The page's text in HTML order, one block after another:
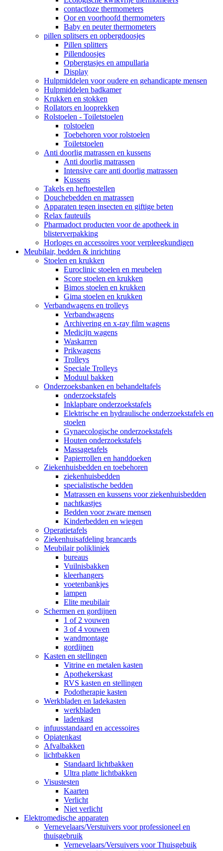
contactloze thermometers
Oor en voorhoofd thermometers
Baby en peuter thermometers
pillen splitsers en opbergdoosjes
Pillen splitters
Pillendoosjes
Opbergtasjes en ampullaria
Display
Hulpmiddelen voor oudere en gehandicapte mensen
Hulpmiddelen badkamer
Krukken en stokken
Rollators en looprekken
Rolstoelen - Toiletstoelen
rolstoelen
Toebehoren voor rolstoelen
Toiletstoelen
Anti doorlig matrassen en kussens
Anti doorlig matrassen
Intensive care anti doorlig matrassen
Kussens
Takels en heftoestellen
Douchebedden en matrassen
Apparaten tegen insecten en giftige beten
Relax fauteuils
Pharmadoct producten voor de apotheek in
blisterverpakking
Horloges en accessoires voor verpleegkundigen
Meubilair, bedden & inrichting
Stoelen en krukken
Euroclinic stoelen en meubelen
Score stoelen en krukken
Bimos stoelen en krukken
Gima stoelen en krukken
Verbandwagens en trolleys
Verbandwagens
Archivering en x-ray film wagens
Medicijn wagens
Waskarren
Prikwagens
Trolleys
Speciale Trolleys
Moduul bakken
Onderzoeksbanken en behandeltafels
onderzoekstafels
Inklapbare onderzoekstafels
Elektrische en hydraulische onderzoekstafels en
stoelen
Gynaecologische onderzoekstafels
Houten onderzoekstafels
Massagetafels
Papierrollen en handdoeken
Ziekenhuisbedden en toebehoren
ziekenhuisbedden
specialistische bedden
Matrassen en kussens voor ziekenhuisbedden
nachtkastjes
Bedden voor zware mensen
Kinderbedden en wiegen
Operatietafels
Ziekenhuisafdeling brancards
Meubilair polikliniek
bureaus
Vuilnisbakken
kleerhangers
voetenbankjes
lampen
Elite meubilair
Schermen en gordijnen
1 of 2 vouwen
3 of 4 vouwen
wandmontage
gordijnen
Kasten en stellingen
Vitrine en metalen kasten
Apothekerskast
RVS kasten en stellingen
Podotherapie kasten
Werkbladen en ladekasten
werkbladen
ladenkast
infuusstandaard en accessoires
Opiatenkast
Afvalbakken
lichtbakken
Standaard lichtbakken
Ultra platte lichtbakken
Visustesten
Kaarten
Verlicht
Niet verlicht
Elektromedische apparaten
Vernevelaars/Verstuivers voor professioneel en
thuisgebruik
Vernevelaars/Versuivers voor Thuisgebuik